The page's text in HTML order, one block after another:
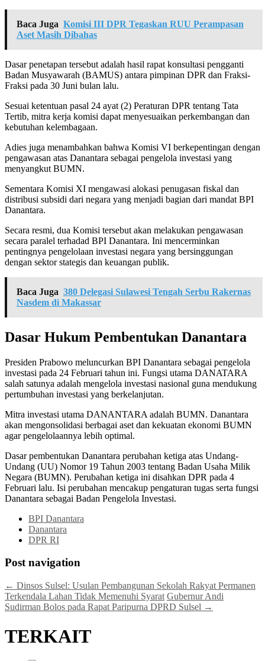
Baca Juga Komisi III DPR Tegaskan RUU Perampasan
Aset Masih Dibahas
Dasar penetapan tersebut adalah hasil rapat konsultasi pengganti
Badan Musyawarah (BAMUS) antara pimpinan DPR dan Fraksi-
Fraksi pada 30 Juni bulan lalu.
Sesuai ketentuan pasal 24 ayat (2) Peraturan DPR tentang Tata
Tertib, mitra kerja komisi dapat menyesuaikan perkembangan dan
kebutuhan kelembagaan.
Adies juga menambahkan bahwa Komisi VI berkepentingan dengan
pengawasan atas Danantara sebagai pengelola investasi yang
menyangkut BUMN.
Sementara Komisi XI mengawasi alokasi penugasan fiskal dan
distribusi subsidi dari negara yang menjadi bagian dari mandat BPI
Danantara.
Secara resmi, dua Komisi tersebut akan melakukan pengawasan
secara paralel terhadad BPI Danantara. Ini mencerminkan
pentingnya pengelolaan investasi negara yang bersinggungan
dengan sektor stategis dan keuangan publik.
Baca Juga 380 Delegasi Sulawesi Tengah Serbu Rakernas
Nasdem di Makassar
Dasar Hukum Pembentukan Danantara
Presiden Prabowo meluncurkan BPI Danantara sebagai pengelola
investasi pada 24 Februari tahun ini. Fungsi utama DANATARA
salah satunya adalah mengelola investasi nasional guna mendukung
pertumbuhan investasi yang berkelanjutan.
Mitra investasi utama DANANTARA adalah BUMN. Danantara
akan mengonsolidasi berbagai aset dan kekuatan ekonomi BUMN
agar pengelolaannya lebih optimal.
Dasar pembentukan Danantara perubahan ketiga atas Undang-
Undang (UU) Nomor 19 Tahun 2003 tentang Badan Usaha Milik
Negara (BUMN). Perubahan ketiga ini disahkan DPR pada 4
Februari lalu. Isi perubahan mencakup pengaturan tugas serta fungsi
Danantara sebagai Badan Pengelola Investasi.
BPI Danantara
Danantara
DPR RI
Post navigation
← Dinsos Sulsel: Usulan Pembangunan Sekolah Rakyat Permanen
Terkendala Lahan Tidak Memenuhi Syarat Gubernur Andi
Sudirman Bolos pada Rapat Paripurna DPRD Sulsel →
TERKAIT